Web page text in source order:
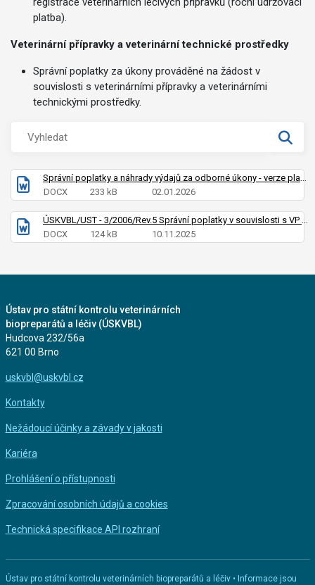
platba).
Veterinární přípravky a veterinární technické prostředky
Správní poplatky za úkony prováděné na žádost v
souvislosti s veterinárními přípravky a veterinárními
technickými prostředky.
Správní poplatky a náhrady výdajů za odborné úkony - verze platná od 01.01.2026
DOCX 233 kB 02.01.2026
ÚSKVBL/UST - 3/2006/Rev.5 Správní poplatky v souvislosti s VP a VTP
DOCX 124 kB 10.11.2025
Ústav pro státní kontrolu veterinárních
biopreparátů a léčiv (ÚSKVBL)
Hudcova 232/56a
621 00 Brno
uskvbl@uskvbl.cz
Kontakty
Nežádoucí účinky a závady v jakosti
Kariéra
Prohlášení o přístupnosti
Zpracování osobních údajů a cookies
Technická specifikace API rozhraní
Ústav pro státní kontrolu veterinárních biopreparátů a léčiv • Informace jsou